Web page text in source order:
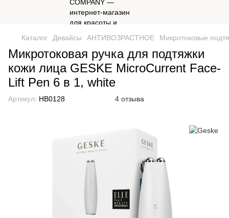
Каталог Девайсы АНТИВОЗРАСТНОЕ Микротоковые
Микротоковая ручка для подтяжки
кожи лица GESKE MicroCurrent Face-
Lift Pen 6 в 1, white
Артикул: HB0128 4 отзыва